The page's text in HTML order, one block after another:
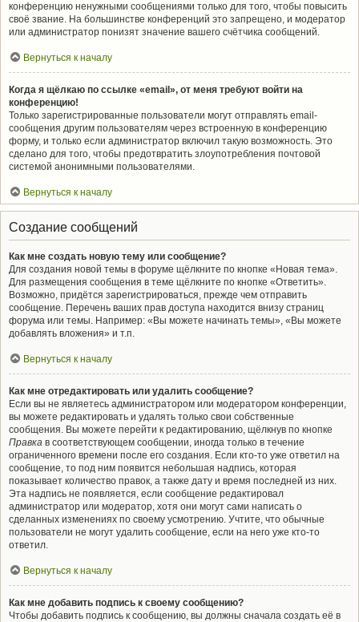
конференцию ненужными сообщениями только для того, чтобы повысить
своё звание. На большинстве конференций это запрещено, и модератор
или администратор понизят значение вашего счётчика сообщений.
Вернуться к началу
Когда я щёлкаю по ссылке «email», от меня требуют войти на
конференцию!
Только зарегистрированные пользователи могут отправлять email-
сообщения другим пользователям через встроенную в конференцию
форму, и только если администратор включил такую возможность. Это
сделано для того, чтобы предотвратить злоупотребления почтовой
системой анонимными пользователями.
Вернуться к началу
Создание сообщений
Как мне создать новую тему или сообщение?
Для создания новой темы в форуме щёлкните по кнопке «Новая тема».
Для размещения сообщения в теме щёлкните по кнопке «Ответить».
Возможно, придётся зарегистрироваться, прежде чем отправить
сообщение. Перечень ваших прав доступа находится внизу страниц
форума или темы. Например: «Вы можете начинать темы», «Вы можете
добавлять вложения» и т.п.
Вернуться к началу
Как мне отредактировать или удалить сообщение?
Если вы не являетесь администратором или модератором конференции,
вы можете редактировать и удалять только свои собственные
сообщения. Вы можете перейти к редактированию, щёлкнув по кнопке
Правка в соответствующем сообщении, иногда только в течение
ограниченного времени после его создания. Если кто-то уже ответил на
сообщение, то под ним появится небольшая надпись, которая
показывает количество правок, а также дату и время последней из них.
Эта надпись не появляется, если сообщение редактировал
администратор или модератор, хотя они могут сами написать о
сделанных изменениях по своему усмотрению. Учтите, что обычные
пользователи не могут удалить сообщение, если на него уже кто-то
ответил.
Вернуться к началу
Как мне добавить подпись к своему сообщению?
Чтобы добавить подпись к сообщению, вы должны сначала создать её в